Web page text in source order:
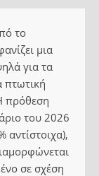
το
μια
για τα
πτωτική
πρόθεση
του 2026
αντίστοιχα),
σε σχέση